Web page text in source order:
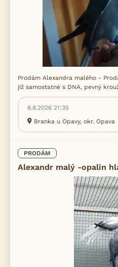
Prodám Alexandra malého -
již samostatné s DNA, pevný
6.8.2026 21:35
Branka u Opavy, okr. Opava
PRODÁM
Alexandr malý -opalin